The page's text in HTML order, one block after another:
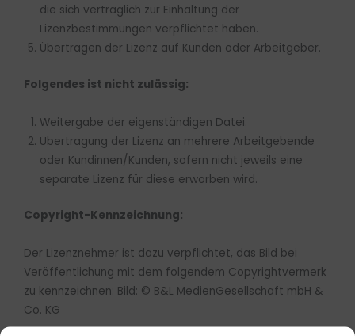
die sich vertraglich zur Einhaltung der
Lizenzbestimmungen verpflichtet haben.
Übertragen der Lizenz auf Kunden oder Arbeitgeber.
Folgendes ist nicht zulässig:
Weitergabe der eigenständigen Datei.
Übertragung der Lizenz an mehrere Arbeitgebende
oder Kundinnen/Kunden, sofern nicht jeweils eine
separate Lizenz für diese erworben wird.
Copyright-Kennzeichnung:
Der Lizenznehmer ist dazu verpflichtet, das Bild bei
Veröffentlichung mit dem folgendem Copyrightvermerk
zu kennzeichnen: Bild: © B&L MedienGesellschaft mbH &
Co. KG